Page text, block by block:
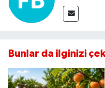
Bunlar da ilginizi